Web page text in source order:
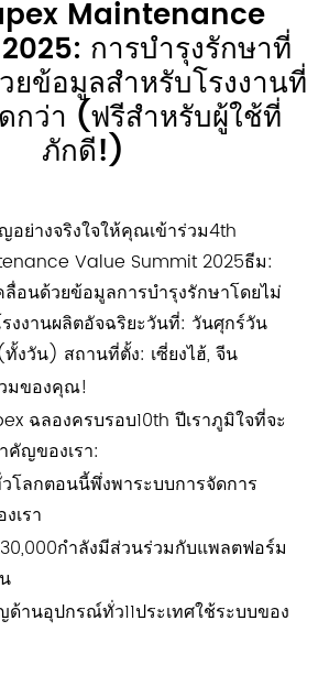
Maintenance
การบำรุงรักษาที่
ยข้อมูลสำหรับโรงงานที่
ว่า (ฟรีสำหรับผู้ใช้ที่
ภักดี!)
ย่างจริงใจให้คุณเข้าร่วม4th
Value Summit 2025ธีม:
อนด้วยข้อมูลการบำรุงรักษาโดยไม่
งงานผลิตอัจฉริยะวันที่: วันศุกร์วัน
งวัน) สถานที่ตั้ง: เซี่ยงไฮ้, จีน
มของคุณ!
ฉลองครบรอบ10th ปีเราภูมิใจที่จะ
คัญของเรา:
วโลกตอนนี้พึ่งพาระบบการจัดการ
เรา
กำลังมีส่วนร่วมกับแพลตฟอร์ม
ด้านอุปกรณ์ทั่ว11ประเทศใช้ระบบของ